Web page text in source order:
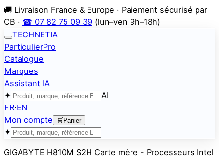
🚚 Livraison France & Europe · Paiement sécurisé par
CB · ☎ 07 82 75 09 39 (lun–ven 9h–18h)
TECHNETIA
ParticulierPro
Catalogue
Marques
Assistant IA
✦
AI
FR·EN
Mon compte
🛒 Panier
✦
GIGABYTE H810M S2H Carte mère - Processeurs Intel